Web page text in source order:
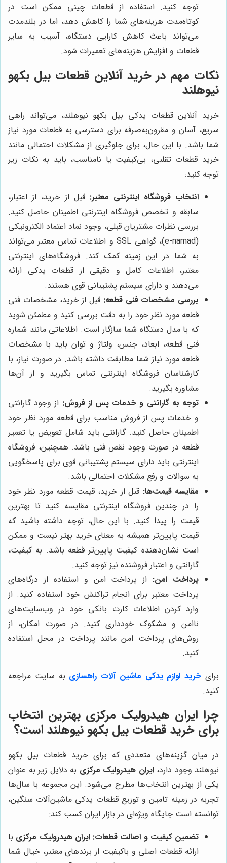
توجه کنید. استفاده از قطعات چینی ممکن است در
کوتاه‌مدت هزینه‌های شما را کاهش دهد، اما در بلندمدت
می‌تواند باعث کاهش کارایی دستگاه، آسیب به سایر
قطعات و افزایش هزینه‌های تعمیرات شود.
نکات مهم در خرید آنلاین قطعات بیل بکهو
نیوهلند
خرید آنلاین قطعات یدکی بیل بکهو نیوهلند، می‌تواند راهی
سریع، آسان و مقرون‌به‌صرفه برای دسترسی به قطعات مورد نیاز
شما باشد. با این حال، برای جلوگیری از مشکلات احتمالی مانند
خرید قطعات تقلبی، بی‌کیفیت یا نامناسب، باید به نکات زیر
توجه کنید:
انتخاب فروشگاه اینترنتی معتبر: قبل از خرید، از اعتبار،
سابقه و تخصص فروشگاه اینترنتی اطمینان حاصل کنید.
بررسی نظرات مشتریان قبلی، وجود نماد اعتماد الکترونیکی
(e-namad)، گواهی SSL و اطلاعات تماس معتبر می‌تواند
به شما در این زمینه کمک کند. فروشگاه‌های اینترنتی
معتبر، اطلاعات کامل و دقیقی از قطعات یدکی ارائه
می‌دهند و دارای سیستم پشتیبانی قوی هستند.
بررسی مشخصات فنی قطعه: قبل از خرید، مشخصات فنی
قطعه مورد نظر خود را به دقت بررسی کنید و مطمئن شوید
که با مدل دستگاه شما سازگار است. اطلاعاتی مانند شماره
فنی قطعه، ابعاد، جنس، ولتاژ و توان باید با مشخصات
قطعه مورد نیاز شما مطابقت داشته باشد. در صورت نیاز، با
کارشناسان فروشگاه اینترنتی تماس بگیرید و از آن‌ها
مشاوره بگیرید.
توجه به گارانتی و خدمات پس از فروش: از وجود گارانتی
و خدمات پس از فروش مناسب برای قطعه مورد نظر خود
اطمینان حاصل کنید. گارانتی باید شامل تعویض یا تعمیر
قطعه در صورت وجود نقص فنی باشد. همچنین، فروشگاه
اینترنتی باید دارای سیستم پشتیبانی قوی برای پاسخگویی
به سوالات و رفع مشکلات احتمالی باشد.
مقایسه قیمت‌ها: قبل از خرید، قیمت قطعه مورد نظر خود
را در چندین فروشگاه اینترنتی مقایسه کنید تا بهترین
قیمت را پیدا کنید. با این حال، توجه داشته باشید که
قیمت پایین‌تر همیشه به معنای خرید بهتر نیست و ممکن
است نشان‌دهنده کیفیت پایین‌تر قطعه باشد. به کیفیت،
گارانتی و اعتبار فروشنده نیز توجه کنید.
پرداخت امن: از پرداخت امن و استفاده از درگاه‌های
پرداخت معتبر برای انجام تراکنش خود استفاده کنید. از
وارد کردن اطلاعات کارت بانکی خود در وب‌سایت‌های
ناامن و مشکوک خودداری کنید. در صورت امکان، از
روش‌های پرداخت امن مانند پرداخت در محل استفاده
کنید.
برای خرید لوازم یدکی ماشین آلات راهسازی به سایت مراجعه
کنید.
چرا ایران هیدرولیک مرکزی بهترین انتخاب
برای خرید قطعات بیل بکهو نیوهلند است؟
در میان گزینه‌های متعددی که برای خرید قطعات بیل بکهو
نیوهلند وجود دارد،ایران هیدرولیک مرکزی به دلایل زیر به عنوان
یکی از بهترین انتخاب‌ها مطرح می‌شود. این مجموعه با سال‌ها
تجربه در زمینه تامین و توزیع قطعات یدکی ماشین‌آلات سنگین،
توانسته است جایگاه ویژه‌ای در بازار ایران کسب کند:
تضمین کیفیت و اصالت قطعات: ایران هیدرولیک مرکزی با
ارائه قطعات اصلی و باکیفیت از برندهای معتبر، خیال شما